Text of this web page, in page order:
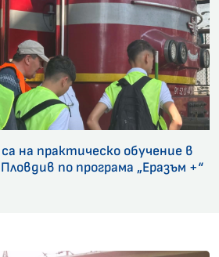
на практическо обучение в
по програма „Еразъм +“